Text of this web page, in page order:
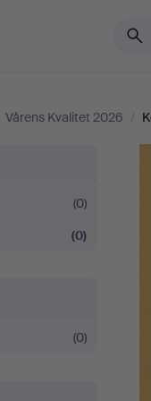
Vårens Kvalitet 2026 /
(0)
(0)
(0)